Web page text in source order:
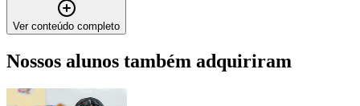
Ver conteúdo completo
Nossos alunos também adquiriram